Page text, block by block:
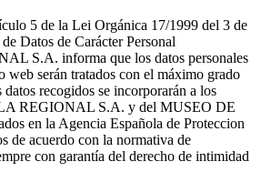
5 de la Lei Orgánica 17/1999 del 3 de
Datos de Carácter Personal
S.A. informa que los datos personales
web serán tratados con el máximo grado
recogidos se incorporarán a los
REGIONAL S.A. y del MUSEO DE
en la Agencia Española de Proteccion
de acuerdo con la normativa de
con garantía del derecho de intimidad